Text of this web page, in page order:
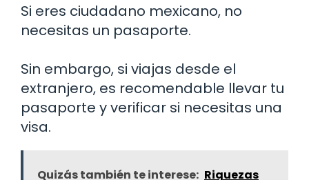
Si eres ciudadano mexicano, no
necesitas un pasaporte.
Sin embargo, si viajas desde el
extranjero, es recomendable llevar tu
pasaporte y verificar si necesitas una
visa.
Quizás también te interese: Riquezas